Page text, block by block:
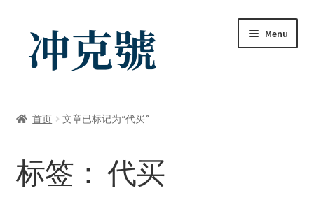
navigation
content
Menu
YouTube会员
首页 文章已标记为“代买”
标签： 代买